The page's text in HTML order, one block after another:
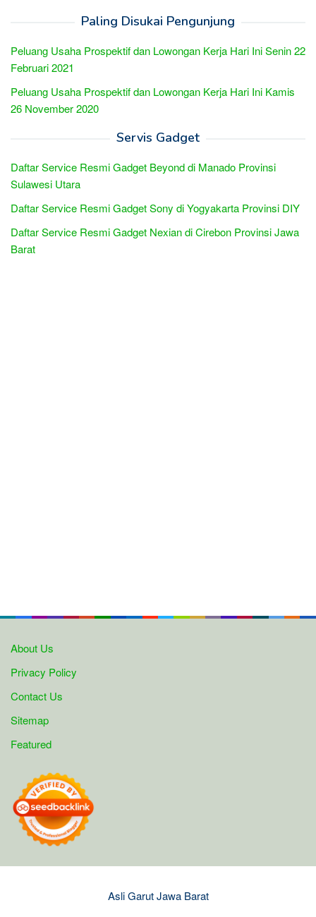
Paling Disukai Pengunjung
Peluang Usaha Prospektif dan Lowongan Kerja Hari Ini Senin 22
Februari 2021
Peluang Usaha Prospektif dan Lowongan Kerja Hari Ini Kamis
26 November 2020
Servis Gadget
Daftar Service Resmi Gadget Beyond di Manado Provinsi
Sulawesi Utara
Daftar Service Resmi Gadget Sony di Yogyakarta Provinsi DIY
Daftar Service Resmi Gadget Nexian di Cirebon Provinsi Jawa
Barat
About Us
Privacy Policy
Contact Us
Sitemap
Featured
Asli Garut Jawa Barat